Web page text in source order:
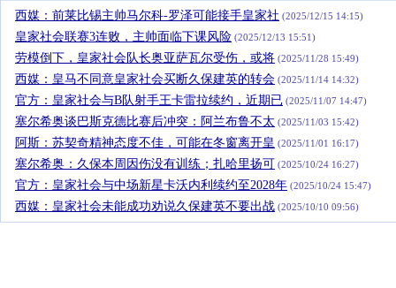
西媒：前莱比锡主帅马尔科-罗泽可能接手皇家社 (2025/12/15 14:15)
皇家社会联赛3连败，主帅面临下课风险 (2025/12/13 15:51)
劳模倒下，皇家社会队长奥亚萨瓦尔受伤，或将 (2025/11/28 15:49)
西媒：皇马不同意皇家社会买断久保建英的转会 (2025/11/14 14:32)
官方：皇家社会与B队射手王卡雷拉续约，近期已 (2025/11/07 14:47)
塞尔希奥谈巴斯克德比赛后冲突：阿兰布鲁不太 (2025/11/03 15:42)
阿斯：苏契奇精神态度不佳，可能在冬窗离开皇 (2025/11/01 16:17)
塞尔希奥：久保本周因伤没有训练；扎哈里扬可 (2025/10/24 16:27)
官方：皇家社会与中场新星卡沃内利续约至2028年 (2025/10/24 15:47)
西媒：皇家社会未能成功劝说久保建英不要出战 (2025/10/10 09:56)